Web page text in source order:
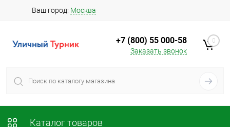
Ваш город: Москва
+7 (800) 55 000-58
Заказать звонок
0
Каталог товаров